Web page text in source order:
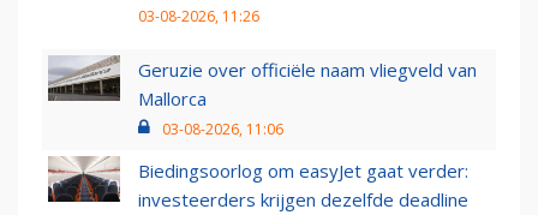
03-08-2026, 11:26
Geruzie over officiële naam vliegveld van
Mallorca
03-08-2026, 11:06
Biedingsoorlog om easyJet gaat verder:
investeerders krijgen dezelfde deadline